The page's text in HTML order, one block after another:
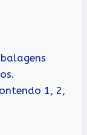
1, 2,